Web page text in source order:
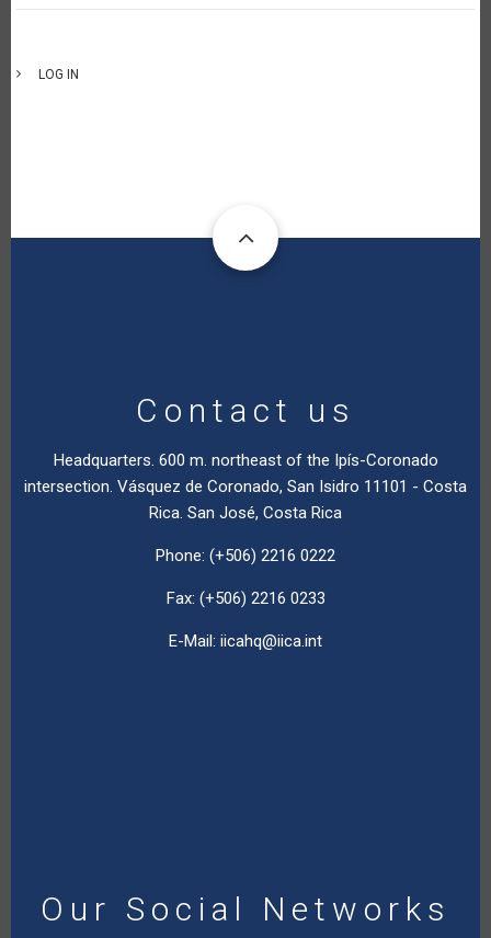
LOG IN
Contact us
Headquarters. 600 m. northeast of the Ipís-Coronado
intersection. Vásquez de Coronado, San Isidro 11101 - Costa
Rica. San José, Costa Rica
Phone: (+506) 2216 0222
Fax: (+506) 2216 0233
E-Mail: iicahq@iica.int
Our Social Networks